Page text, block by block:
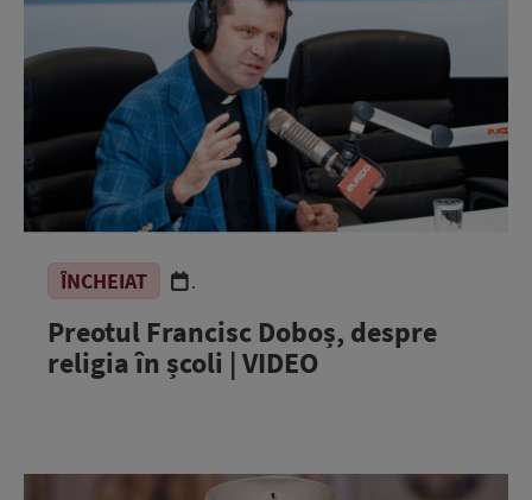
ÎNCHEIAT .
Preotul Francisc Doboș, despre
religia în școli | VIDEO